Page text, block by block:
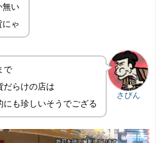
無い
にゃ
さびん
で
だらけの店は
にも珍しいそうでござる